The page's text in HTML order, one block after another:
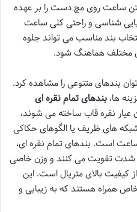
ساعت روی مچ دست را بر عهده
شناسی و راحتی کلی ساعت
بند مناسب می تواند جلوه
مختلف هماهنگ شود.
بندهای متنوعی را مشاهده کرد.
ها، بندهای تمام نقره ای
عیار نقره قاب ساخته می شوند،
های ظریف یا الگوهای حکاکی
است. بندهای تمام نقره ای،
شدت تقویت می کنند و وزن خاصی
بالای متریال است. این
همراه هستند که به زیبایی و